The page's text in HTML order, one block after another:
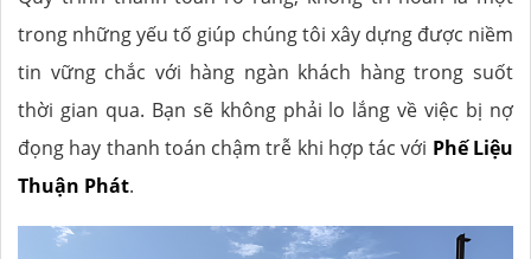
trong những yếu tố giúp chúng tôi xây dựng được niềm
tin vững chắc với hàng ngàn khách hàng trong suốt
thời gian qua. Bạn sẽ không phải lo lắng về việc bị nợ
đọng hay thanh toán chậm trễ khi hợp tác với Phế Liệu
Thuận Phát.